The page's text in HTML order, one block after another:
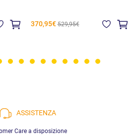
370,95€ 529,95€
ASSISTENZA
Care a disposizione